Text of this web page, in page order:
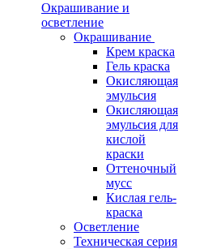
Окрашивание и
осветление
Окрашивание
Крем краска
Гель краска
Окисляющая
эмульсия
Окисляющая
эмульсия для
кислой
краски
Оттеночный
мусс
Кислая гель-
краска
Осветление
Техническая серия